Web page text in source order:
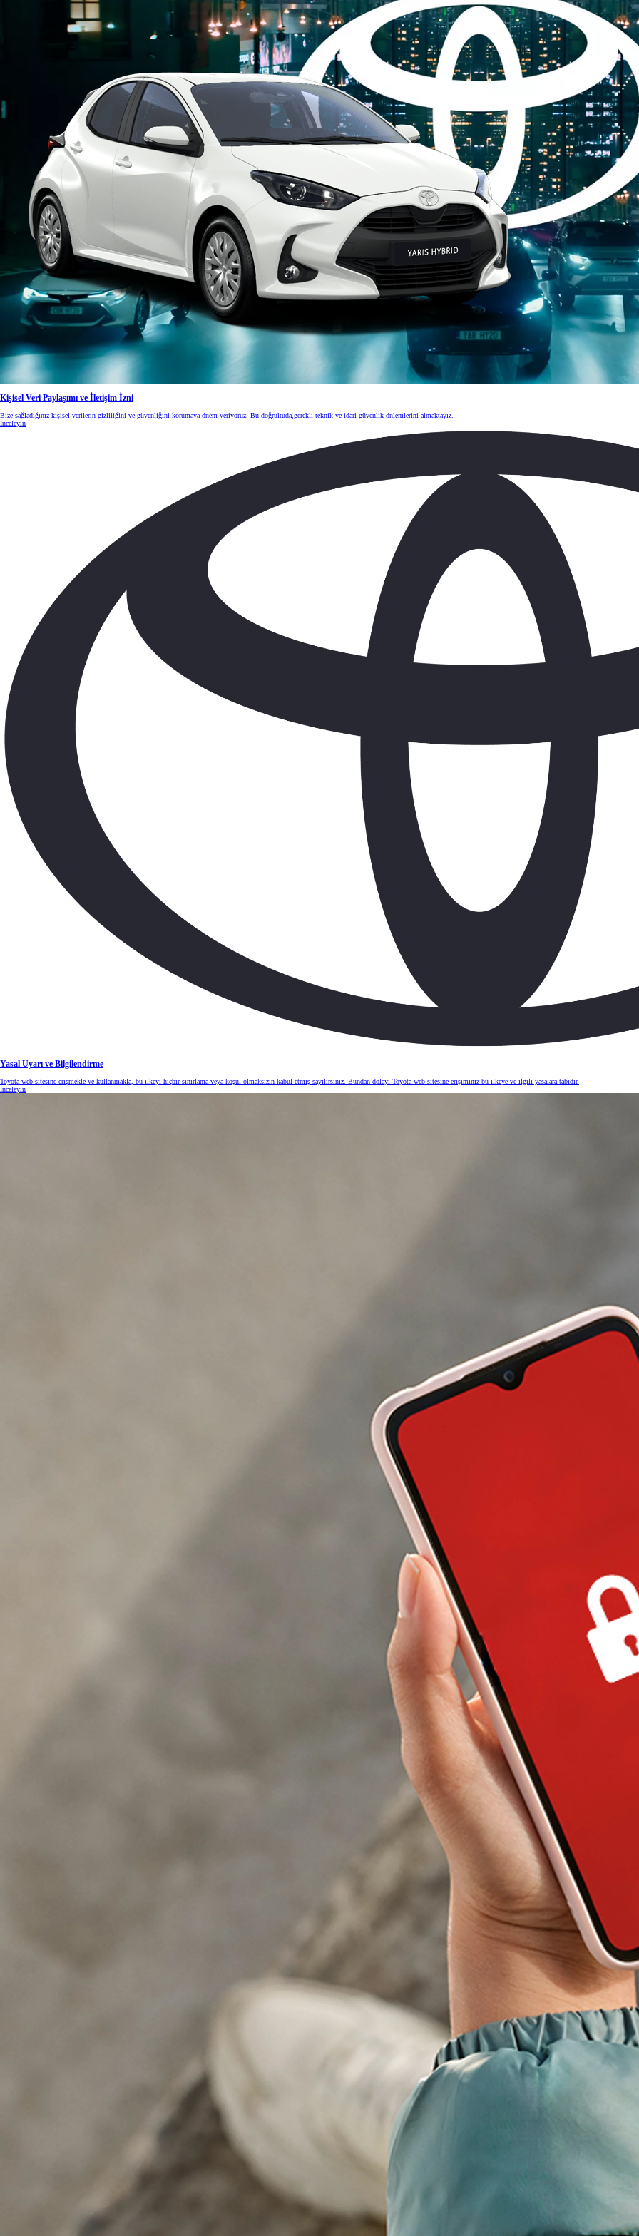
Yeni Hilux Yakında
Haberdar olun
Kişisel Veri Paylaşımı ve İletişim İzni
Bize sağladığınız kişisel verilerin gizliliğini ve güvenliğini korumaya önem veriyoruz. Bu doğrultuda,gerekli teknik ve idari güvenlik önlemlerini almaktayız.
İnceleyin
Yasal Uyarı ve Bilgilendirme
Toyota web sitesine erişmekle ve kullanmakla, bu ilkeyi hiçbir sınırlama veya koşul olmaksızın kabul etmiş sayılırsınız. Bundan dolayı Toyota web sitesine erişiminiz bu ilkeye ve ilgili yasalara tabidir.
İnceleyin